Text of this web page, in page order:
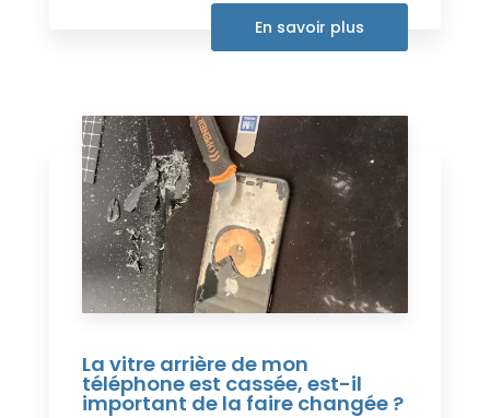
En savoir plus
La vitre arrière de mon
téléphone est cassée, est-il
important de la faire changée ?